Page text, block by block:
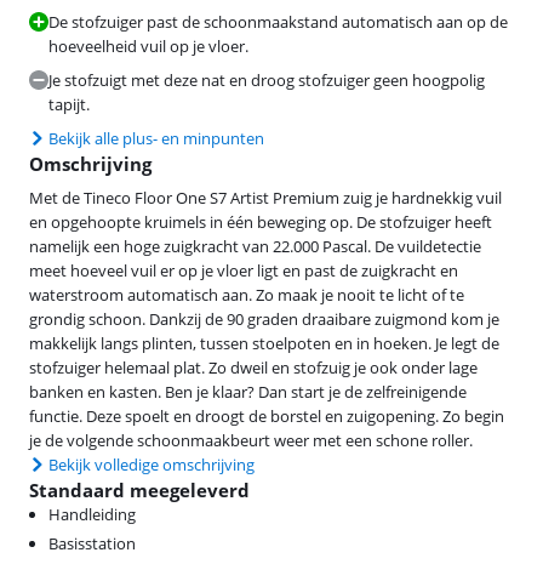
De stofzuiger past de schoonmaakstand automatisch aan op de
hoeveelheid vuil op je vloer.
Je stofzuigt met deze nat en droog stofzuiger geen hoogpolig
tapijt.
Bekijk alle plus- en minpunten
Omschrijving
Met de Tineco Floor One S7 Artist Premium zuig je hardnekkig vuil
en opgehoopte kruimels in één beweging op. De stofzuiger heeft
namelijk een hoge zuigkracht van 22.000 Pascal. De vuildetectie
meet hoeveel vuil er op je vloer ligt en past de zuigkracht en
waterstroom automatisch aan. Zo maak je nooit te licht of te
grondig schoon. Dankzij de 90 graden draaibare zuigmond kom je
makkelijk langs plinten, tussen stoelpoten en in hoeken. Je legt de
stofzuiger helemaal plat. Zo dweil en stofzuig je ook onder lage
banken en kasten. Ben je klaar? Dan start je de zelfreinigende
functie. Deze spoelt en droogt de borstel en zuigopening. Zo begin
je de volgende schoonmaakbeurt weer met een schone roller.
Bekijk volledige omschrijving
Standaard meegeleverd
Handleiding
Basisstation